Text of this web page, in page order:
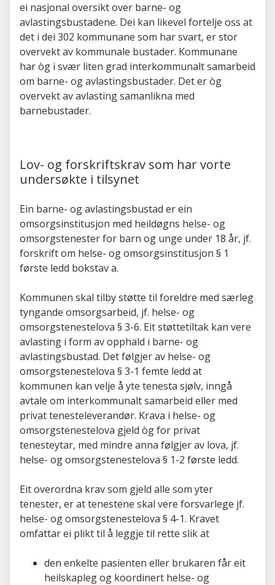
ei nasjonal oversikt over barne- og
avlastingsbustadene. Dei kan likevel fortelje oss at
det i dei 302 kommunane som har svart, er stor
overvekt av kommunale bustader. Kommunane
har òg i svær liten grad interkommunalt samarbeid
om barne- og avlastingsbustader. Det er òg
overvekt av avlasting samanlikna med
barnebustader.
Lov- og forskriftskrav som har vorte
undersøkte i tilsynet
Ein barne- og avlastingsbustad er ein
omsorgsinstitusjon med heildøgns helse- og
omsorgstenester for barn og unge under 18 år, jf.
forskrift om helse- og omsorgsinstitusjon § 1
første ledd bokstav a.
Kommunen skal tilby støtte til foreldre med særleg
tyngande omsorgsarbeid, jf. helse- og
omsorgstenestelova § 3-6. Eit støttetiltak kan vere
avlasting i form av opphald i barne- og
avlastingsbustad. Det følgjer av helse- og
omsorgstenestelova § 3-1 femte ledd at
kommunen kan velje å yte tenesta sjølv, inngå
avtale om interkommunalt samarbeid eller med
privat tenesteleverandør. Krava i helse- og
omsorgstenestelova gjeld òg for privat
tenesteytar, med mindre anna følgjer av lova, jf.
helse- og omsorgstenestelova § 1-2 første ledd.
Eit overordna krav som gjeld alle som yter
tenester, er at tenestene skal vere forsvarlege jf.
helse- og omsorgstenestelova § 4-1. Kravet
omfattar ei plikt til å leggje til rette slik at
den enkelte pasienten eller brukaren får eit
heilskapleg og koordinert helse- og